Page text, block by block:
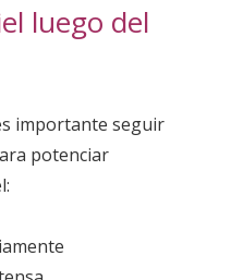
luego del
importante seguir
potenciar